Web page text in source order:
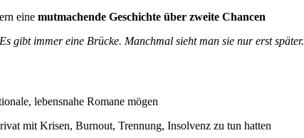
eine mutmachende Geschichte über zweite Chancen
Es gibt immer eine Brücke. Manchmal sieht man sie nur erst später.
lebensnahe Romane mögen
mit Krisen, Burnout, Trennung, Insolvenz zu tun hatten